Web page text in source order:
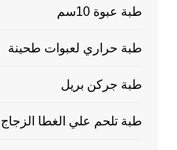
طبة عبوة 10سم
طبة حراري لعبوات طحينة
طبة جركن بريل
طبة تلحم علي الغطا الزجاج